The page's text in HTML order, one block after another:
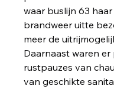
waar buslijn 63
brandweer uitte
meer de
Daarnaast waren
rustpauzes van
van geschikte